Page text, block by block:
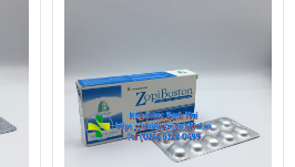
thuốc tới khả năng lái